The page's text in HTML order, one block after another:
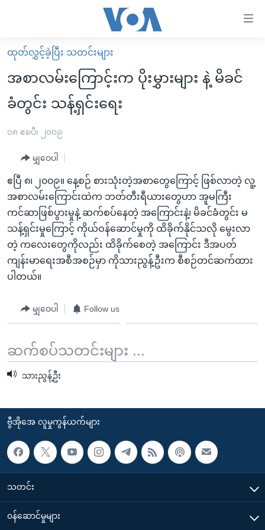
လွယ်ကူ
စေ
သည့်
များ
အကြောင်းအရာ
ကျော်
ကြည့်
ပင်မ
ကြည့်
ရန်
ရှာဖွေ
သို့
ကျော်
ရန်
မူလစာမျက်နှာ
မြန်မာ
ကမ္ဘာ့သတင်းများ
နိုင်ငံတကာ
အစ္စရေး-ပါလက်စတိုင်း
ဗွီဒီယို
ရပ်ဝန်းတခု လမ်းတခု အလွန်
အင်္ဂလိပ်စာလေ့လာမယ်
အမေရိကန်သုံးအီဒီယံ
မကြေးမုံရဲ့ အင်္ဂလိပ်စာ
ရုပ်ရှင်ထဲက အင်္ဂလိပ်စာ
သုတပဒေသာ အင်္ဂလိပ်စာ
အပတ်စဉ်ကဏ္ဍများ
ရေဒီယို
တီဗွီ
ရေဒီယိုနှင့်ရုပ်သံ အချက်အလက်များ
ရေဒီယို/တီဗွီအစီအစဉ်
ဗွီအိုအေ လူမှုကွန်ယက်များ
ဘာသာစကားများ
ထုတ်လွှင့်ခဲ့ပြီး သတင်းများ
အစာလမ်းကြောင့်းက ပိုးမွှားများ နဲ့ မိခင်
ခံတွင်း သန့်ရှင်းရေး
၀၈ ဧၿပီ၊ ၂၀၀၉
မျှဝေပါ
ဧပြီ ၈၊ ၂၀၀၉။ နေ့စဉ် စားသုံးတဲ့အစာတွေကြောင့် ဖြစ်လာတဲ့ လူ့
အစာလမ်းကြောင်းထဲက ဘတ်တီးရီယားတွေဟာ အူမကြီး
ကင်ဆာဖြစ်ပွားမှုနဲ့ ဆက်စပ်နေတဲ့ အကြောင်းနဲ့၊ မိခင်ခံတွင်း မ
သန့်ရှင်းမှုကြောင့် ကိုယ်ဝန်ဆောင်မှုကို ထိခိုက်နိုင်သလို မွေးလာ
တဲ့ ကလေးတွေကိုလည်း ထိခိုက်စေတဲ့ အကြောင်း ဒီအပတ်
ကျန်းမာရေးအစီအစဉ်မှာ ကိုသားညွန့်ဦးက စီစဉ်တင်ဆက်ထား
ပါတယ်။
မျှဝေပါ Follow us
ဆက်စပ်သတင်းများ ...
သားညွန့်ဦး
ဗွီအိုအေ လူမှုကွန်ယက်များ
သတင်း
၀န်ဆောင်မှုများ